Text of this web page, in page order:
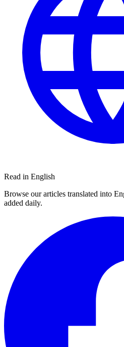
Read in English
Browse our articles translated into
added daily.